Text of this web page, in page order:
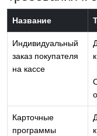
Название
Индивидуальный
заказ покупателя
на кассе
Карточные
программы